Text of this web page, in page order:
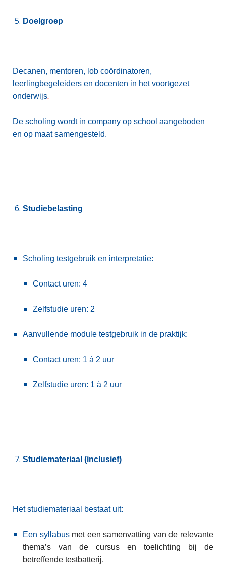
Doelgroep
Decanen, mentoren, lob coördinatoren,
leerlingbegeleiders en docenten in het voortgezet
onderwijs.
De scholing wordt in company op school aangeboden
en op maat samengesteld.
Studiebelasting
Scholing testgebruik en interpretatie:
Contact uren: 4
Zelfstudie uren: 2
Aanvullende module testgebruik in de praktijk:
Contact uren: 1 à 2 uur
Zelfstudie uren: 1 à 2 uur
Studiemateriaal (inclusief)
Het studiemateriaal bestaat uit:
Een syllabus met een samenvatting van de relevante
thema’s van de cursus en toelichting bij de
betreffende testbatterij.